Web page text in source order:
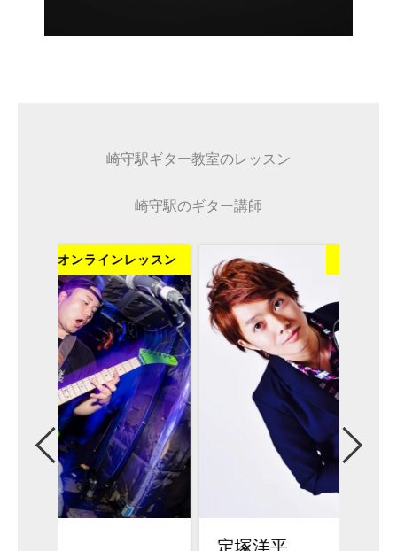
崎守駅ギター教室のレッスン
崎守駅のギター講師
オンラインレッスン